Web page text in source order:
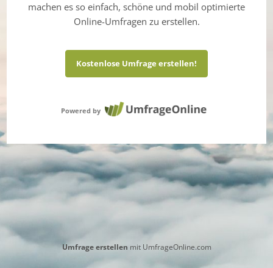
machen es so einfach, schöne und mobil optimierte
Online-Umfragen zu erstellen.
Kostenlose Umfrage erstellen!
Powered by
Umfrage erstellen mit UmfrageOnline.com